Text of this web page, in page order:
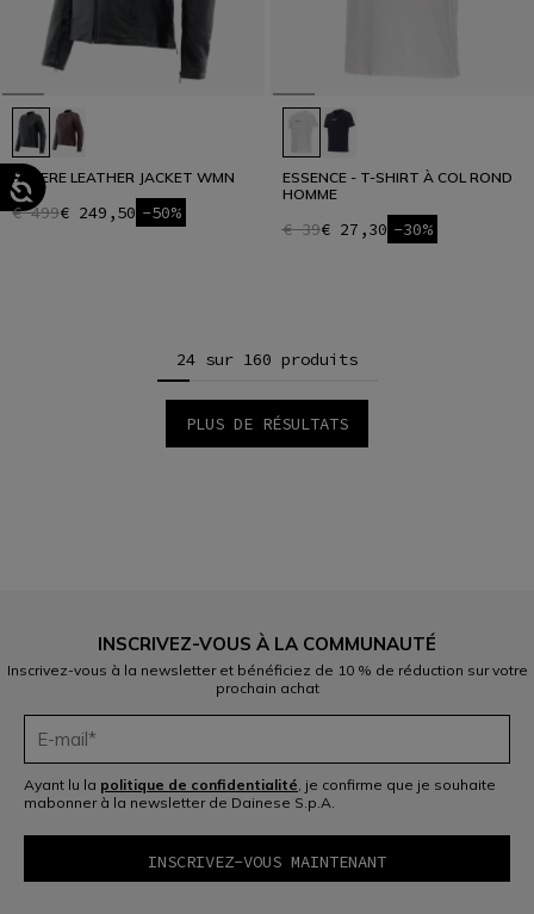
ITINERE LEATHER JACKET WMN
€ 499€ 249,50 -50%
ESSENCE - T-SHIRT À COL ROND
HOMME
€ 39€ 27,30 -30%
24 sur 160 produits
PLUS DE RÉSULTATS
INSCRIVEZ-VOUS À LA COMMUNAUTÉ
Inscrivez-vous à la newsletter et bénéficiez de 10 % de réduction sur votre
prochain achat
Ayant lu la politique de confidentialité, je confirme que je souhaite
mabonner à la newsletter de Dainese S.p.A.